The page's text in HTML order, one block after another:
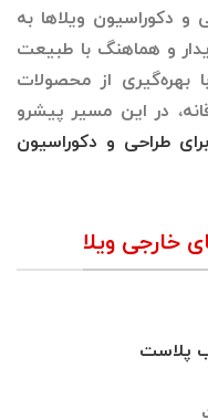
به سال ۲۰۲۵، طراحی و دکوراسیون ویلاها به
و هماهنگ با طبیعت
از محصولات
در این مسیر پیشرو
طراحی و دکوراسیون
خارجی ویلا
پلاست